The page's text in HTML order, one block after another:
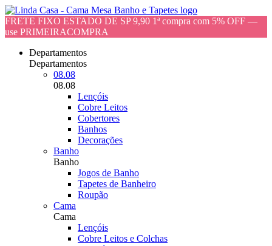
FRETE FIXO ESTADO DE SP 9,90 1ª compra com 5% OFF —
use PRIMEIRACOMPRA
Departamentos
Departamentos
08.08
08.08
Lençóis
Cobre Leitos
Cobertores
Banhos
Decorações
Banho
Banho
Jogos de Banho
Tapetes de Banheiro
Roupão
Cama
Cama
Lençóis
Cobre Leitos e Colchas